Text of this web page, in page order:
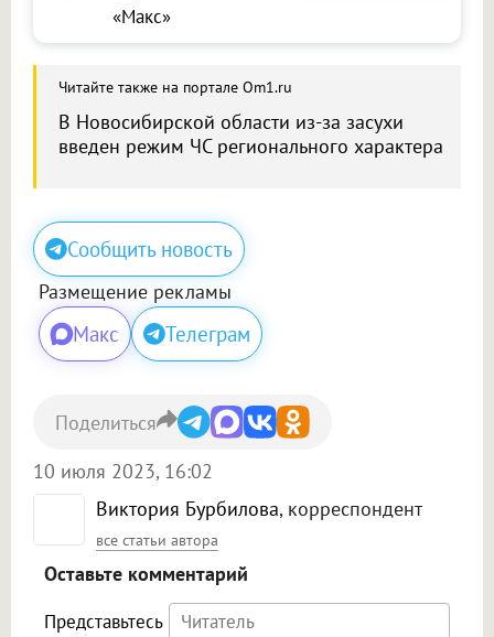
«Макс»
Читайте также на портале Om1.ru
В Новосибирской области из-за засухи
введен режим ЧС регионального характера
Сообщить новость
Размещение рекламы
Макс Телеграм
Виктория Бурбилова, корреспондент
все статьи автора
10 июля 2023, 16:02
Поделиться
Оставьте комментарий
Представьтесь